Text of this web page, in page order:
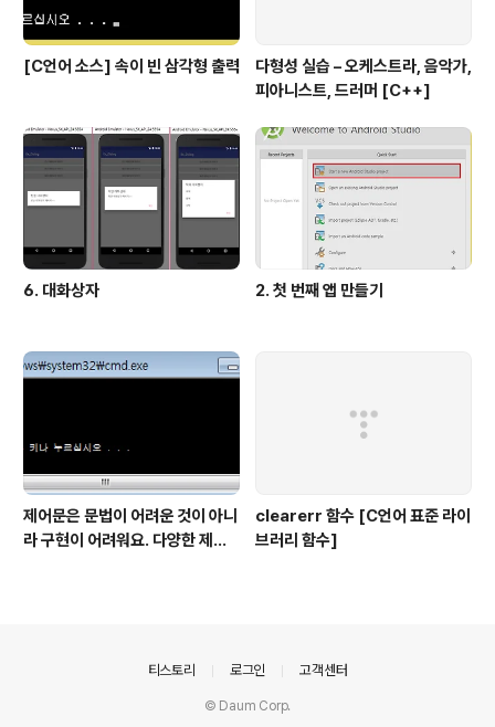
[C언어 소스] 속이 빈 삼각형 출력
다형성 실습 – 오케스트라, 음악가,
피아니스트, 드러머 [C++]
6. 대화상자 2. 첫 번째 앱 만들기
제어문은 문법이 어려운 것이 아니
라 구현이 어려워요. 다양한 제어
clearerr 함수 [C언어 표준 라이
브러리 함수]
티스토리 로그인 고객센터
© Daum Corp.